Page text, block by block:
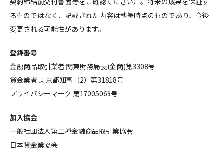
るものではなく、記載された内容は執筆時点のものであり、今後
変更される可能性があります。
登録番号
金融商品取引業者 関東財務局長(金商)第3308号
貸金業者 東京都知事（2）第31818号
プライバシーマーク 第17005069号
加入協会
一般社団法人第二種金融商品取引業協会
日本貸金業協会